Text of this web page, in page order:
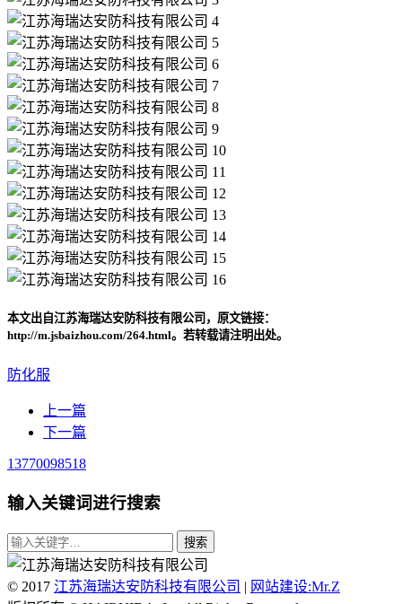
本文出自江苏海瑞达安防科技有限公司，原文链接：
http://m.jsbaizhou.com/264.html。若转载请注明出处。
防化服
上一篇
下一篇
13770098518
输入关键词进行搜索
© 2017 江苏海瑞达安防科技有限公司 | 网站建设:Mr.Z